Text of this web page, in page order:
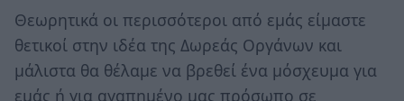
Θεωρητικά οι περισσότεροι από εμάς είμαστε
θετικοί στην ιδέα της Δωρεάς Οργάνων και
μάλιστα θα θέλαμε να βρεθεί ένα μόσχευμα για
εμάς ή για αγαπημένο μας πρόσωπο σε